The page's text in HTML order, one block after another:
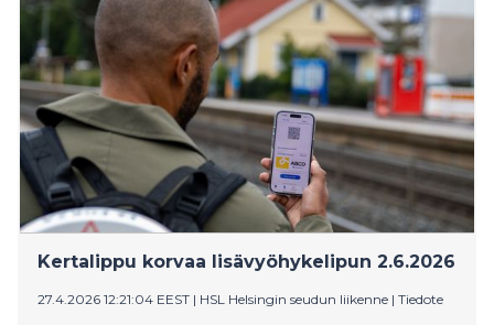
Kertalippu korvaa lisävyöhykelipun 2.6.2026
27.4.2026 12:21:04 EEST | HSL Helsingin seudun liikenne | Tiedote